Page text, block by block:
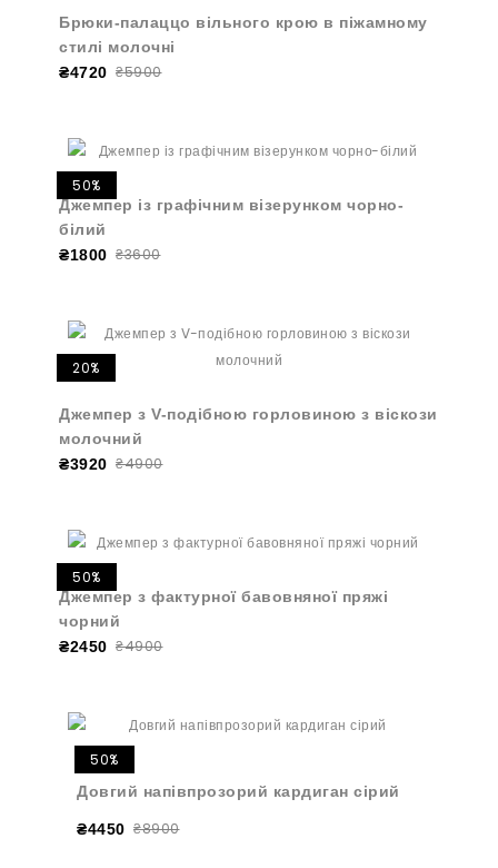
Брюки-палаццо вільного крою в піжамному
стилі молочні
₴4720 ₴5900
50%
Джемпер із графічним візерунком чорно-
білий
₴1800 ₴3600
20%
Джемпер з V-подібною горловиною з віскози
молочний
₴3920 ₴4900
50%
Джемпер з фактурної бавовняної пряжі
чорний
₴2450 ₴4900
50%
Довгий напівпрозорий кардиган сірий
₴4450 ₴8900